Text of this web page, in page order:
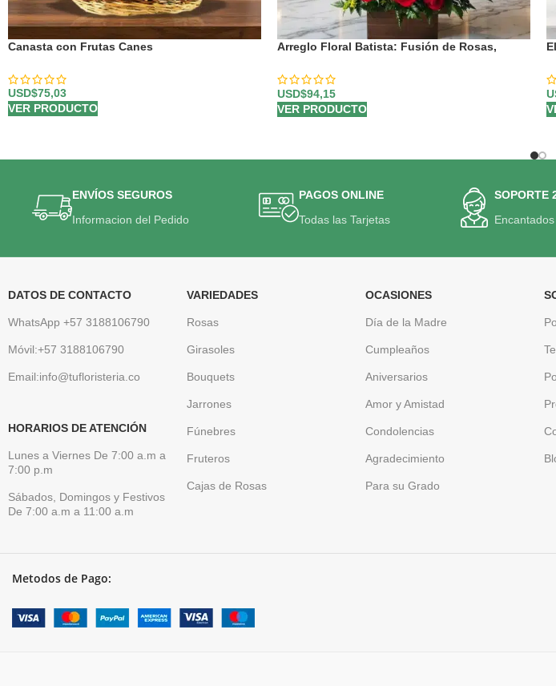
Canasta con Frutas Canes
USD$75,03
VER PRODUCTO
Arreglo Floral Batista: Fusión de Rosas,
USD$94,15
VER PRODUCTO
ENVÍOS SEGUROS
Informacion del Pedido
PAGOS ONLINE
Todas las Tarjetas
SOPORTE
DATOS DE CONTACTO
WhatsApp +57 3188106790
Móvil:+57 3188106790
Email:info@tufloristeria.co
HORARIOS DE ATENCIÓN
Lunes a Viernes De 7:00 a.m a
7:00 p.m
Sábados, Domingos y Festivos
De 7:00 a.m a 11:00 a.m
VARIEDADES
Rosas
Girasoles
Bouquets
Jarrones
Fúnebres
Fruteros
Cajas de Rosas
OCASIONES
Día de la Madre
Cumpleaños
Aniversarios
Amor y Amistad
Condolencias
Agradecimiento
Para su Grado
Metodos de Pago: